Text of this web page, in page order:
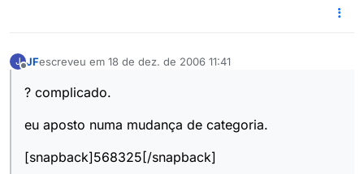
J JFescreveu em 18 de dez. de 2006 11:41
última edição por
? complicado.
eu aposto numa mudança de categoria.
[snapback]568325[/snapback]